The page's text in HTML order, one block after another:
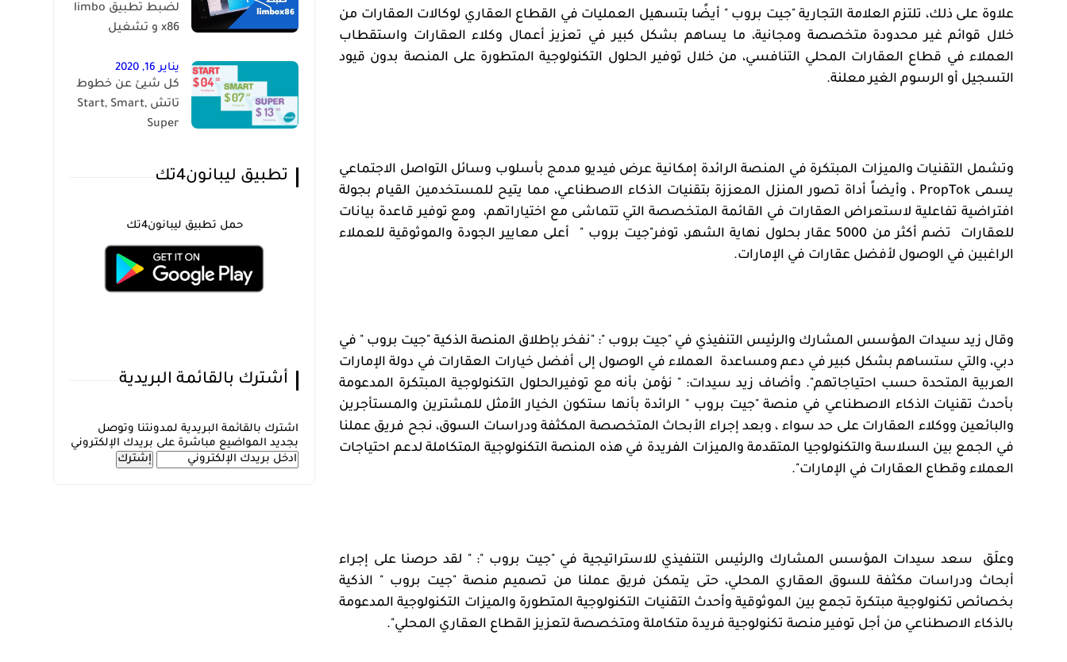
علاوة على ذلك، تلتزم العلامة التجارية "جيت بروب " أيضًا بتسهيل العمليات في القطاع العقاري لوكالات العقارات من
خلال قوائم غير محدودة متخصصة ومجانية، ما يساهم بشكل كبير في تعزيز أعمال وكلاء العقارات واستقطاب
العملاء في قطاع العقارات المحلي التنافسي، من خلال توفير الحلول التكنولوجية المتطورة على المنصة بدون قيود
التسجيل أو الرسوم الغير معلنة.
وتشمل التقنيات والميزات المبتكرة في المنصة الرائدة إمكانية عرض فيديو مدمج بأسلوب وسائل التواصل الاجتماعي
يسمى PropTok ، وأيضاً أداة تصور المنزل المعززة بتقنيات الذكاء الاصطناعي، مما يتيح للمستخدمين القيام بجولة
افتراضية تفاعلية لاستعراض العقارات في القائمة المتخصصة التي تتماشى مع اختياراتهم،
ومع توفير قاعدة بيانات
للعقارات
تضم أكثر من 5000 عقار بحلول نهاية الشهر، توفر"جيت بروب "
أعلى معايير الجودة والموثوقية للعملاء
الراغبين في الوصول لأفضل عقارات في الإمارات.
وقال زيد سيدات المؤسس المشارك والرئيس التنفيذي في "جيت بروب ": "نفخر بإطلاق المنصة الذكية "جيت بروب " في
دبي، والتي ستساهم بشكل كبير في دعم ومساعدة
العملاء في الوصول إلى أفضل خيارات العقارات في دولة الإمارات
العربية المتحدة حسب احتياجاتهم". وأضاف زيد سيدات: " نؤمن بأنه مع توفيرالحلول التكنولوجية المبتكرة المدعومة
بأحدث تقنيات الذكاء الاصطناعي في منصة "جيت بروب " الرائدة بأنها ستكون الخيار الأمثل للمشترين والمستأجرين
والبائعين ووكلاء العقارات على حد سواء ، وبعد إجراء الأبحاث المتخصصة المكثفة ودراسات السوق، نجح فريق عملنا
في الجمع بين السلاسة والتكنولوجيا المتقدمة والميزات الفريدة في هذه المنصة التكنولوجية المتكاملة لدعم احتياجات
العملاء وقطاع العقارات في الإمارات".
وعلَق
سعد سيدات المؤسس المشارك والرئيس التنفيذي للاستراتيجية في "جيت بروب ": " لقد حرصنا على إجراء
أبحاث ودراسات مكثفة للسوق العقاري المحلي، حتى يتمكن فريق عملنا من تصميم منصة "جيت بروب " الذكية
بخصائص تكنولوجية مبتكرة تجمع بين الموثوقية وأحدث التقنيات التكنولوجية المتطورة والميزات التكنولوجية المدعومة
بالذكاء الاصطناعي من أجل توفير منصة تكنولوجية فريدة متكاملة ومتخصصة لتعزيز القطاع العقاري المحلي".
لضبط تطبيق limbo
x86 و تشغيل
يناير 16, 2020
كل شيئ عن خطوط
تاتش Start, Smart,
Super
تطبيق ليبانون4تك
حمل تطبيق ليبانون4تك
أشترك بالقائمة البريدية
اشترك بالقائمة البريدية لمدونتنا وتوصل
بجديد المواضيع مباشرة على بريدك الإلكتروني